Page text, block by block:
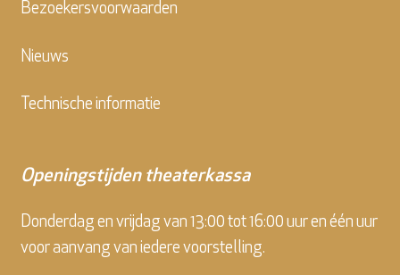
Bezoekersvoorwaarden
Nieuws
Technische informatie
Openingstijden theaterkassa
Donderdag en vrijdag van 13:00 tot 16:00 uur en één uur
voor aanvang van iedere voorstelling.